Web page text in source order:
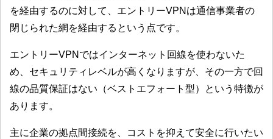
を経由するのに対して、エントリーVPNは通信事業者の
閉じられた網を経由するという点です。
エントリーVPNではインターネット回線を使わないた
め、セキュリティレベルが高くなりますが、その一方で回
線の品質保証はない（ベストエフォート型）という特徴が
あります。
主に企業の拠点間接続を、コストを抑えて安全に行いたい